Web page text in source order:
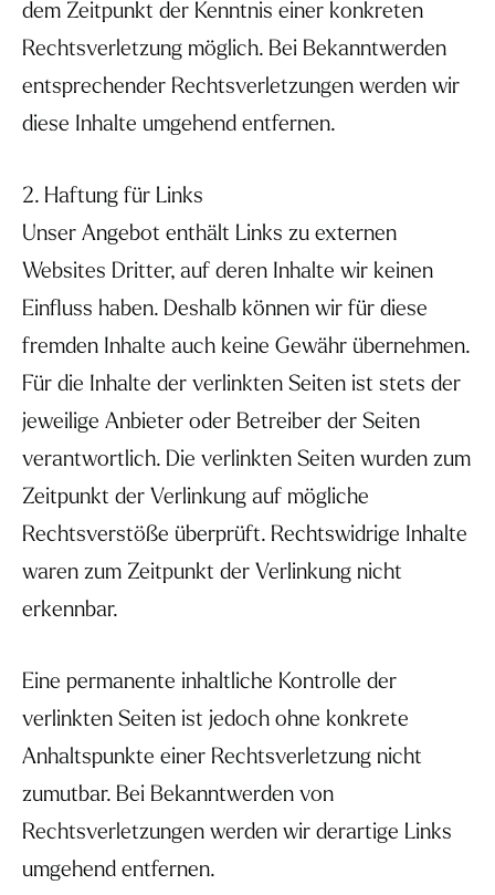
dem Zeitpunkt der Kenntnis einer konkreten
Rechtsverletzung möglich. Bei Bekanntwerden
entsprechender Rechtsverletzungen werden wir
diese Inhalte umgehend entfernen.
2. Haftung für Links
Unser Angebot enthält Links zu externen
Websites Dritter, auf deren Inhalte wir keinen
Einfluss haben. Deshalb können wir für diese
fremden Inhalte auch keine Gewähr übernehmen.
Für die Inhalte der verlinkten Seiten ist stets der
jeweilige Anbieter oder Betreiber der Seiten
verantwortlich. Die verlinkten Seiten wurden zum
Zeitpunkt der Verlinkung auf mögliche
Rechtsverstöße überprüft. Rechtswidrige Inhalte
waren zum Zeitpunkt der Verlinkung nicht
erkennbar.
Eine permanente inhaltliche Kontrolle der
verlinkten Seiten ist jedoch ohne konkrete
Anhaltspunkte einer Rechtsverletzung nicht
zumutbar. Bei Bekanntwerden von
Rechtsverletzungen werden wir derartige Links
umgehend entfernen.